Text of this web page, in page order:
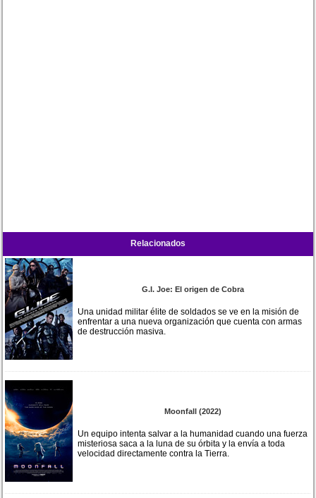
Relacionados
G.I. Joe: El origen de Cobra
Una unidad militar élite de soldados se ve en la misión de
enfrentar a una nueva organización que cuenta con armas
de destrucción masiva.
Moonfall (2022)
Un equipo intenta salvar a la humanidad cuando una fuerza
misteriosa saca a la luna de su órbita y la envía a toda
velocidad directamente contra la Tierra.